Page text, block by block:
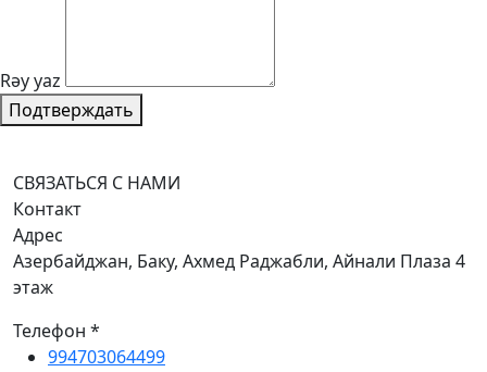
Rəy yaz
Подтверждать
СВЯЗАТЬСЯ С НАМИ
Контакт
Адрес
Азербайджан, Баку, Ахмед Раджабли, Айнали Плаза 4
этаж
Телефон *
994703064499